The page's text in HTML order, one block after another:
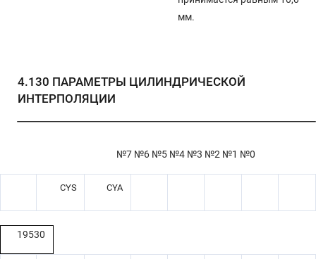
мм.
4.130 ПАРАМЕТРЫ ЦИЛИНДРИЧЕСКОЙ
ИНТЕРПОЛЯЦИИ
№7 №6 №5 №4 №3 №2 №1 №0
CYS CYA
19530